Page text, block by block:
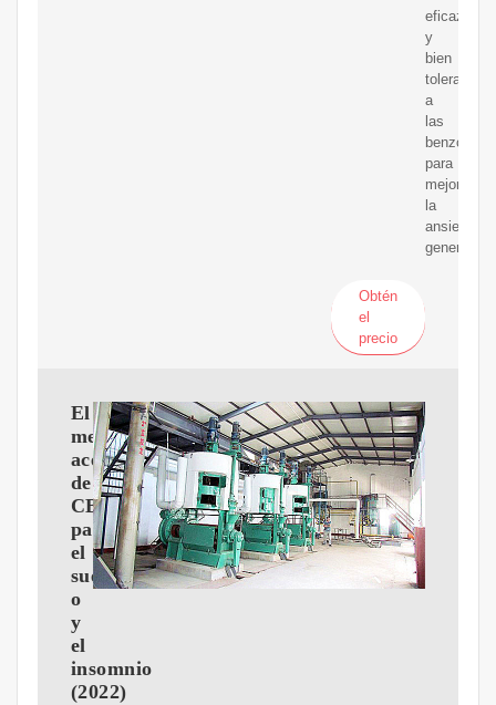
eficaz
y
bien
tolerada
a
las
para
mejorar
la
ansiedad
Obtén
el
precio
El
mejor
aceite
de
CBD
para
el
sue?
o
y
el
insomnio
(2022)